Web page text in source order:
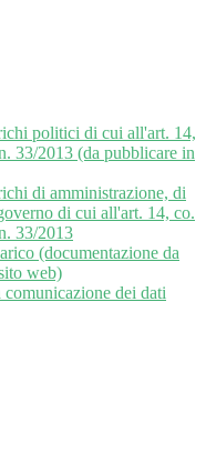
politici di cui all'art. 14,
33/2013 (da pubblicare in
di amministrazione, di
di cui all'art. 14, co.
33/2013
(documentazione da
web)
comunicazione dei dati